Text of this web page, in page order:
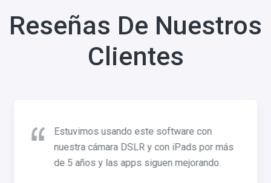
Reseñas De Nuestros
Clientes
Estuvimos usando este software con
nuestra cámara DSLR y con iPads por más
de 5 años y las apps siguen mejorando.